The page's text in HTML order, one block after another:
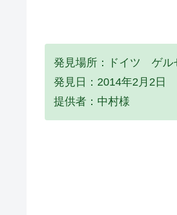
発見場所：ドイツ ゲル
発見日：2014年2月2日
提供者：中村様